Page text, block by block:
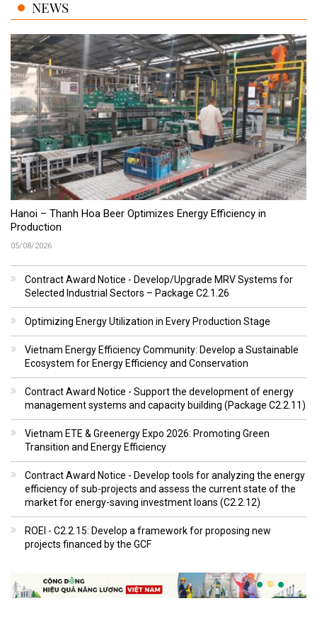
NEWS
Hanoi – Thanh Hoa Beer Optimizes Energy Efficiency in
Production
05/08/2026
Contract Award Notice - Develop/Upgrade MRV Systems for
Selected Industrial Sectors – Package C2.1.26
Optimizing Energy Utilization in Every Production Stage
Vietnam Energy Efficiency Community: Develop a Sustainable
Ecosystem for Energy Efficiency and Conservation
Contract Award Notice - Support the development of energy
management systems and capacity building (Package C2.2.11)
Vietnam ETE & Greenergy Expo 2026: Promoting Green
Transition and Energy Efficiency
Contract Award Notice - Develop tools for analyzing the energy
efficiency of sub-projects and assess the current state of the
market for energy-saving investment loans (C2.2.12)
ROEI - C2.2.15: Develop a framework for proposing new
projects financed by the GCF